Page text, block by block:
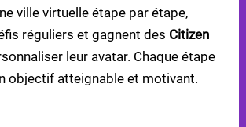
ville virtuelle étape par étape,
réguliers et gagnent des Citizen
leur avatar. Chaque étape
objectif atteignable et motivant.